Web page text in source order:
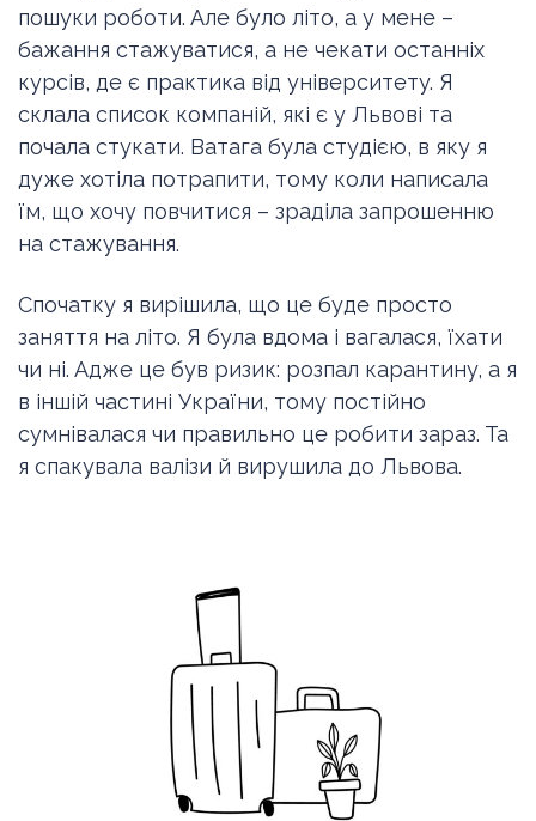
пошуки роботи. Але було літо, а у мене –
бажання стажуватися, а не чекати останніх
курсів, де є практика від університету. Я
склала список компаній, які є у Львові та
почала стукати. Ватага була студією, в яку я
дуже хотіла потрапити, тому коли написала
їм, що хочу повчитися – зраділа запрошенню
на стажування.
Спочатку я вирішила, що це буде просто
заняття на літо. Я була вдома і вагалася, їхати
чи ні. Адже це був ризик: розпал карантину, а я
в іншій частині України, тому постійно
сумнівалася чи правильно це робити зараз. Та
я спакувала валізи й вирушила до Львова.